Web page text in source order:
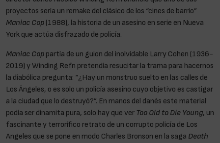
proyectos sería un remake del clásico de los “cines de barrio”
Maniac Cop (1988), la historia de un asesino en serie en Nueva
York que actúa disfrazado de policía.
Maniac Cop partía de un guion del inolvidable Larry Cohen (1936-
2019) y Winding Refn pretendía resucitar la trama para hacernos
la diabólica pregunta: “¿Hay un monstruo suelto en las calles de
Los Ángeles, o es solo un policía asesino cuyo objetivo es castigar
a la ciudad que lo destruyó?”. En manos del danés este material
podía ser dinamita pura, solo hay que ver Too Old to Die Young, un
fascinante y terrorífico retrato de un corrupto policía de Los
Angeles que se pone en modo Charles Bronson en la saga Death